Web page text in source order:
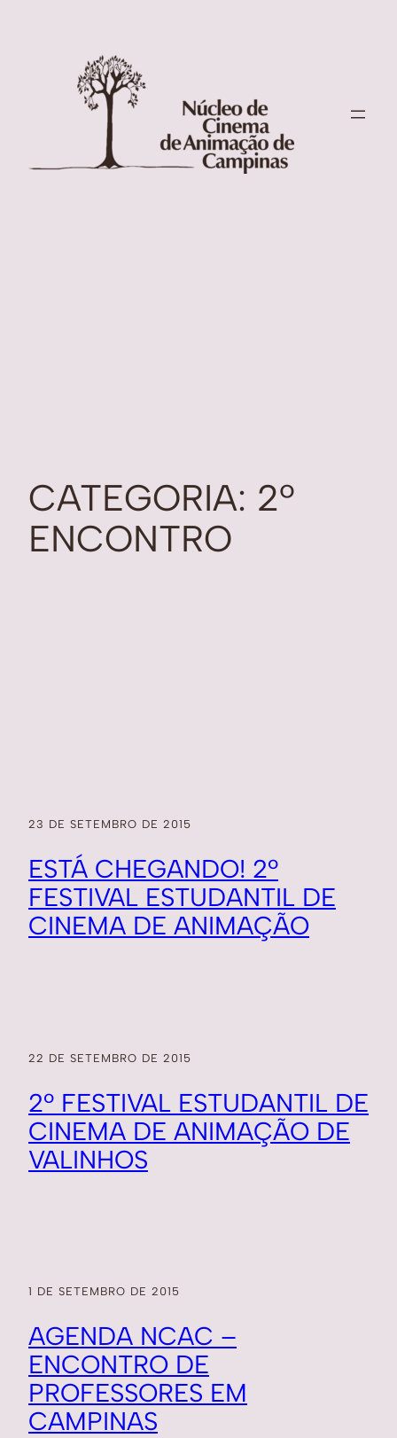
CATEGORIA: 2º
ENCONTRO
23 DE SETEMBRO DE 2015
ESTÁ CHEGANDO! 2º
FESTIVAL ESTUDANTIL DE
CINEMA DE ANIMAÇÃO
22 DE SETEMBRO DE 2015
2º FESTIVAL ESTUDANTIL DE
CINEMA DE ANIMAÇÃO DE
VALINHOS
1 DE SETEMBRO DE 2015
AGENDA NCAC –
ENCONTRO DE
PROFESSORES EM
CAMPINAS